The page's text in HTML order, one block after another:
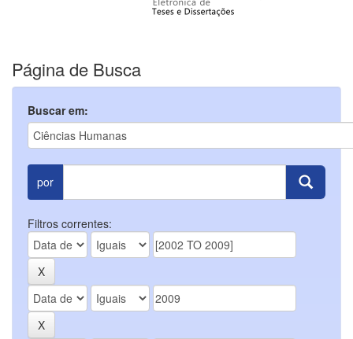
Página de Busca
Buscar em:
por
Filtros correntes: